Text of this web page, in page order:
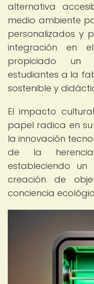
alternativa
medio ambiente
personalizados y
integración en
propiciado un
estudiantes a la
sostenible y
El impacto
papel radica en
la innovación
de la
estableciendo
creación de
conciencia